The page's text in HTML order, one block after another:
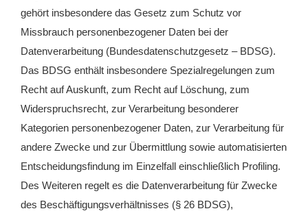
gehört insbesondere das Gesetz zum Schutz vor
Missbrauch personenbezogener Daten bei der
Datenverarbeitung (Bundesdatenschutzgesetz – BDSG).
Das BDSG enthält insbesondere Spezialregelungen zum
Recht auf Auskunft, zum Recht auf Löschung, zum
Widerspruchsrecht, zur Verarbeitung besonderer
Kategorien personenbezogener Daten, zur Verarbeitung für
andere Zwecke und zur Übermittlung sowie automatisierten
Entscheidungsfindung im Einzelfall einschließlich Profiling.
Des Weiteren regelt es die Datenverarbeitung für Zwecke
des Beschäftigungsverhältnisses (§ 26 BDSG),